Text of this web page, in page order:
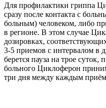
Для профилактики гриппа
сразу после контакта с
больным) человеком, либо
в регионе. В этом случае
дозировках,
3-5 приемов с интервалом в
берется пауза на трое
больного Циклоферон
три дня между каждым